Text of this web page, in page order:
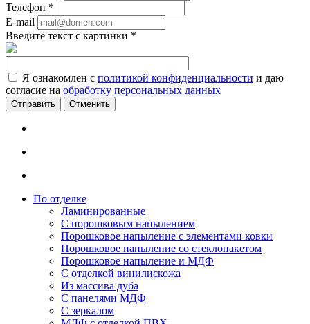
Телефон *
E-mail
Введите текст с картинки *
Я ознакомлен с политикой конфиденциальности и даю
согласие на обработку персональных данных
Отменить
По отделке
Ламинированные
С порошковым напылением
Порошковое напыление с элементами ковки
Порошковое напыление со стеклопакетом
Порошковое напыление и МДФ
С отделкой винилискожа
Из массива дуба
С панелями МДФ
С зеркалом